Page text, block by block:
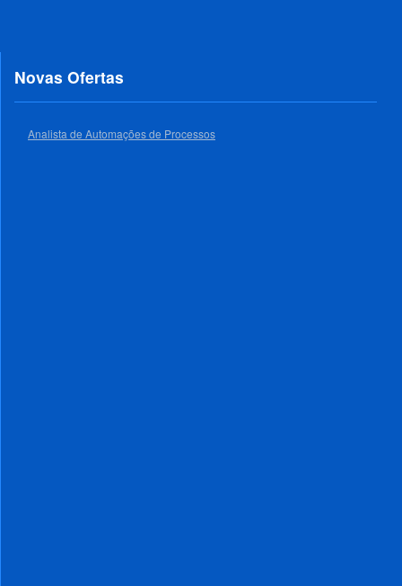
Novas Ofertas
Analista de Automações de Processos